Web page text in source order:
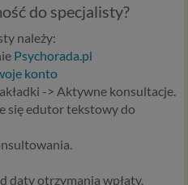
do specjalisty?
należy:
Psychorada.pl
konto
-> Aktywne konsultacje.
się edutor tekstowy do
daty otrzymania wpłaty,
osobowych Psychology
serwisu
Pełne dane administratora
na podstrone Kontakt.
o naszych Zaufanych
podmiotów, z którymi
administracyjnym,
do prowadzenia serwisu i